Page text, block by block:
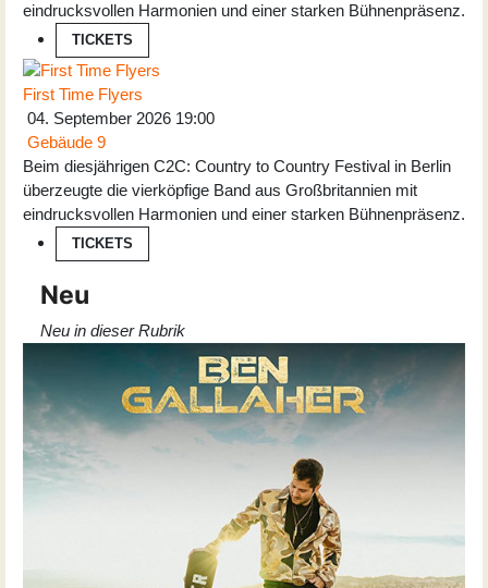
eindrucksvollen Harmonien und einer starken Bühnenpräsenz.
TICKETS
First Time Flyers
04. September 2026 19:00
Gebäude 9
Beim diesjährigen C2C: Country to Country Festival in Berlin
überzeugte die vierköpfige Band aus Großbritannien mit
eindrucksvollen Harmonien und einer starken Bühnenpräsenz.
TICKETS
Neu
Neu in dieser Rubrik